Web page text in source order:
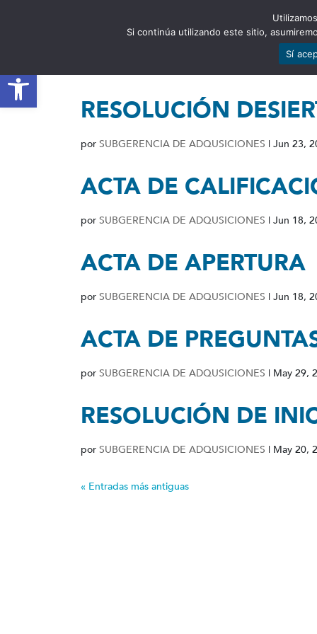
Abrir barra de herramientas
RESOLUCIÓN
por SUBGERENCIA DE ADQUSICIONES | Jun 23,
ACTA DE
por SUBGERENCIA DE ADQUSICIONES | Jun 18,
ACTA DE APERTURA
por SUBGERENCIA DE ADQUSICIONES | Jun 18,
ACTA DE
por SUBGERENCIA DE ADQUSICIONES | May 29,
RESOLUCIÓN DE
por SUBGERENCIA DE ADQUSICIONES | May 20,
« Entradas más antiguas
Si continúa utilizando este sitio,
Sí